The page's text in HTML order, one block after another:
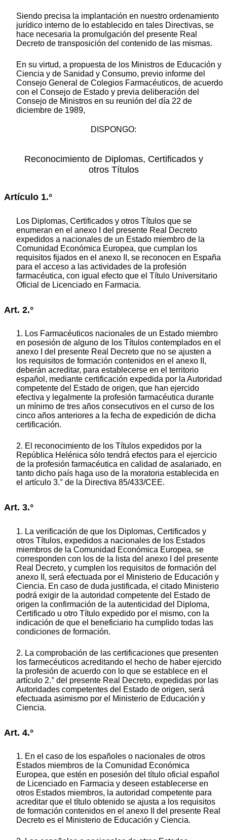
Siendo precisa la implantación en nuestro ordenamiento
jurídico interno de lo establecido en tales Directivas, se
hace necesaria la promulgación del presente Real
Decreto de transposición del contenido de las mismas.
En su virtud, a propuesta de los Ministros de Educación y
Ciencia y de Sanidad y Consumo, previo informe del
Consejo General de Colegios Farmacéuticos, de acuerdo
con el Consejo de Estado y previa deliberación del
Consejo de Ministros en su reunión del día 22 de
diciembre de 1989,
DISPONGO:
Reconocimiento de Diplomas, Certificados y
otros Títulos
Artículo 1.°
Los Diplomas, Certificados y otros Títulos que se
enumeran en el anexo I del presente Real Decreto
expedidos a nacionales de un Estado miembro de la
Comunidad Económica Europea, que cumplan los
requisitos fijados en el anexo II, se reconocen en España
para el acceso a las actividades de la profesión
farmacéutica, con igual efecto que el Título Universitario
Oficial de Licenciado en Farmacia.
Art. 2.°
1. Los Farmacéuticos nacionales de un Estado miembro
en posesión de alguno de los Títulos contemplados en el
anexo I del presente Real Decreto que no se ajusten a
los requisitos de formación contenidos en el anexo II,
deberán acreditar, para establecerse en el territorio
español, mediante certificación expedida por la Autoridad
competente del Estado de origen, que han ejercido
efectiva y legalmente la profesión farmacéutica durante
un mínimo de tres años consecutivos en el curso de los
cinco años anteriores a la fecha de expedición de dicha
certificación.
2. El reconocimiento de los Títulos expedidos por la
República Helénica sólo tendrá efectos para el ejercicio
de la profesión farmacéutica en calidad de asalariado, en
tanto dicho país haga uso de la moratoria establecida en
el artículo 3.° de la Directiva 85/433/CEE.
Art. 3.°
1. La verificación de que los Diplomas, Certificados y
otros Títulos, expedidos a nacionales de los Estados
miembros de la Comunidad Económica Europea, se
corresponden con los de la lista del anexo I del presente
Real Decreto, y cumplen los requisitos de formación del
anexo II, será efectuada por el Ministerio de Educación y
Ciencia. En caso de duda justificada, el citado Ministerio
podrá exigir de la autoridad competente del Estado de
origen la confirmación de la autenticidad del Diploma,
Certificado u otro Título expedido por el mismo, con la
indicación de que el beneficiario ha cumplido todas las
condiciones de formación.
2. La comprobación de las certificaciones que presenten
los farmecéuticos acreditando el hecho de haber ejercido
la profesión de acuerdo con lo que se establece en el
artículo 2.° del presente Real Decreto, expedidas por las
Autoridades competentes del Estado de origen, será
efectuada asimismo por el Ministerio de Educación y
Ciencia.
Art. 4.°
1. En el caso de los españoles o nacionales de otros
Estados miembros de la Comunidad Económica
Europea, que estén en posesión del título oficial español
de Licenciado en Farmacia y deseen establecerse en
otros Estados miembros, la autoridad competente para
acreditar que el título obtenido se ajusta a los requisitos
de formación contenidos en el anexo II del presente Real
Decreto es el Ministerio de Educación y Ciencia.